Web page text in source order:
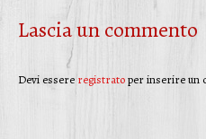
Lascia un commento
Devi essereregistratoper inserire un